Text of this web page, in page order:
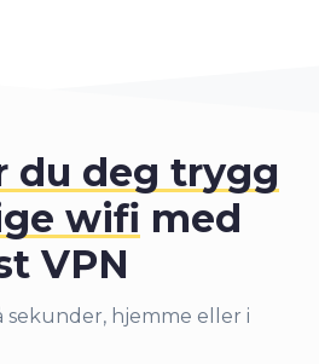
du deg trygg
wifi med
VPN
hjemme eller i